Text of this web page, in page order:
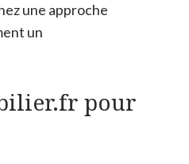
une approche
un
pour